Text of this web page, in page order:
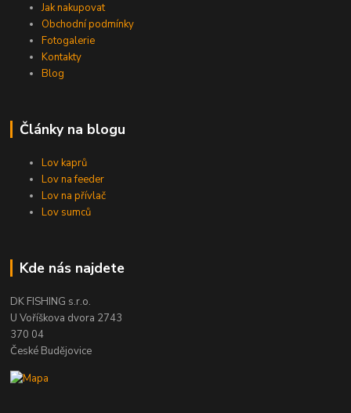
Jak nakupovat
Obchodní podmínky
Fotogalerie
Kontakty
Blog
Články na blogu
Lov kaprů
Lov na feeder
Lov na přívlač
Lov sumců
Kde nás najdete
DK FISHING s.r.o.
U Voříškova dvora 2743
370 04
České Budějovice